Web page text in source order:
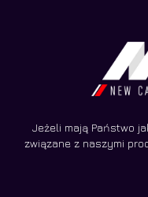
Jeżeli mają Państwo
związane z naszymi